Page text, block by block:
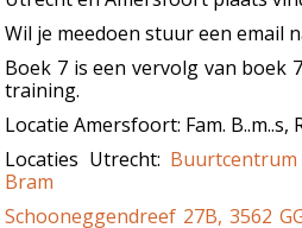
Wil je meedoen stuur een email
Boek 7 is een vervolg van boek
training.
Locatie Amersfoort: Fam. B..m..s,
Locaties Utrecht:
Bram
Schooneggendreef 27B, 3562